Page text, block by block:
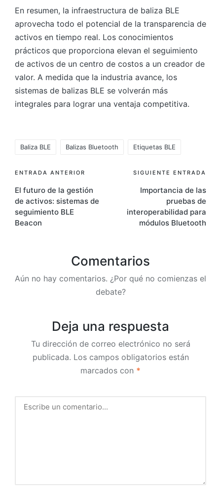
En resumen, la infraestructura de baliza BLE
aprovecha todo el potencial de la transparencia de
activos en tiempo real. Los conocimientos
prácticos que proporciona elevan el seguimiento
de activos de un centro de costos a un creador de
valor. A medida que la industria avance, los
sistemas de balizas BLE se volverán más
integrales para lograr una ventaja competitiva.
Baliza BLE Balizas Bluetooth Etiquetas BLE
Navegación
de
entradas
ENTRADA ANTERIOR
El futuro de la gestión
de activos: sistemas de
seguimiento BLE
Beacon
SIGUIENTE ENTRADA
Importancia de las
pruebas de
interoperabilidad para
módulos Bluetooth
Comentarios
Aún no hay comentarios. ¿Por qué no comienzas el
debate?
Deja una respuesta
Tu dirección de correo electrónico no será
publicada. Los campos obligatorios están
marcados con *